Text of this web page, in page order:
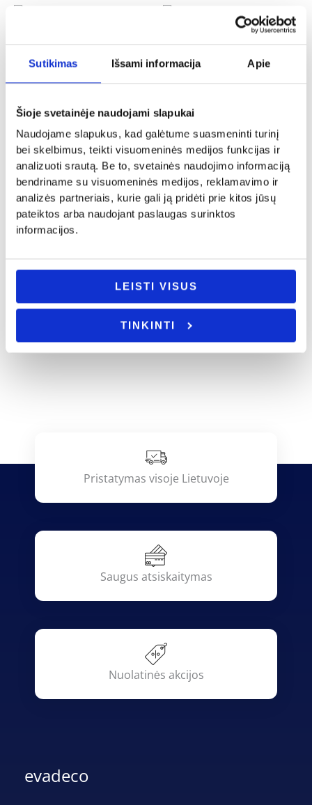
Sutikimas Išsami informacija Apie
Šioje svetainėje naudojami slapukai
Naudojame slapukus, kad galėtume suasmeninti turinį
bei skelbimus, teikti visuomeninės medijos funkcijas ir
analizuoti srautą. Be to, svetainės naudojimo informaciją
bendriname su visuomeninės medijos, reklamavimo ir
analizės partneriais, kurie gali ją pridėti prie kitos jūsų
pateiktos arba naudojant paslaugas surinktos
informacijos.
LEISTI VISUS
TINKINTI
Krikštynos
Puodelis „Krikšto tėčio”
12.00€
Į KREPŠELĮ
Tėvo diena
Knygos skirtukas „Geriausias senelis”
8.00€
- PASIRINKITE
Tėvo diena
karalius”
5.00€
Vestuvės
Į KREPŠELĮ
Pristatymas visoje Lietuvoje
Saugus atsiskaitymas
Nuolatinės akcijos
evadeco